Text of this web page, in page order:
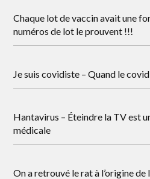
Chaque lot de vaccin avait une
numéros de lot le prouvent !!!
Je suis covidiste – Quand le
Hantavirus – Éteindre la TV est
médicale
On a retrouvé le rat à l’origine